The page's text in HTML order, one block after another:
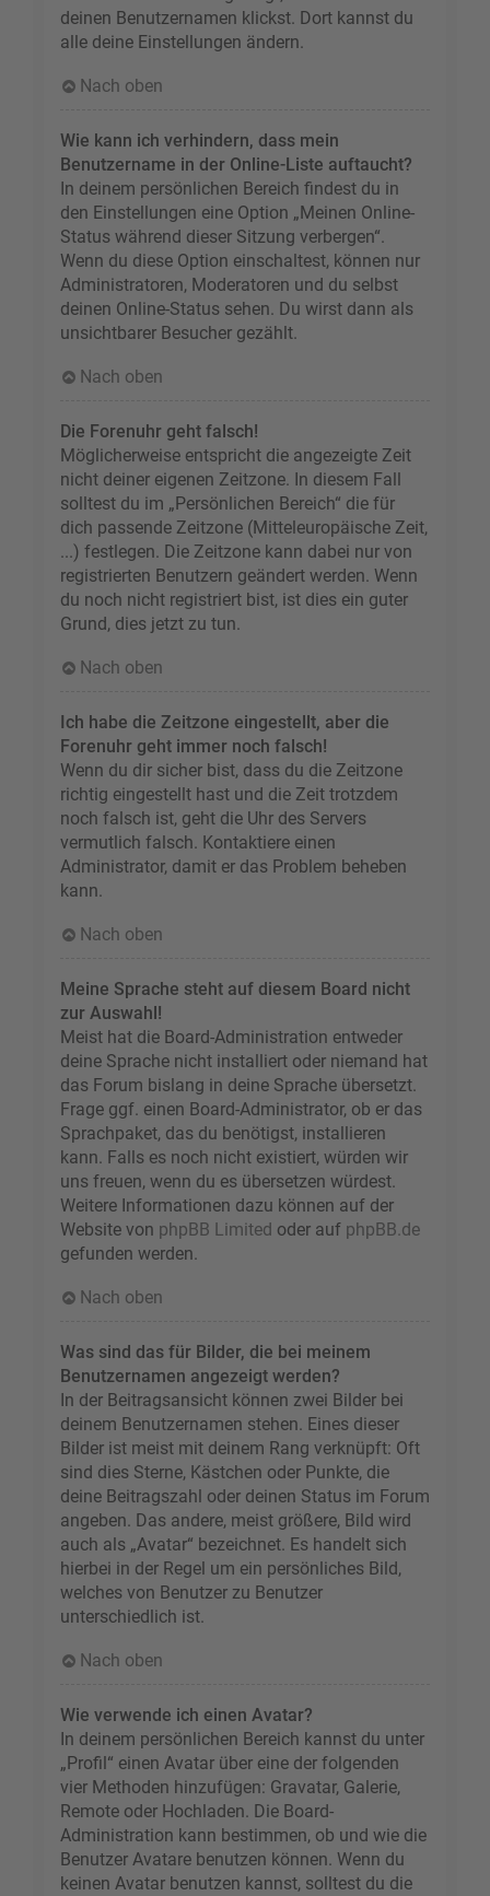
deinen Benutzernamen klickst. Dort kannst du
alle deine Einstellungen ändern.
Nach oben
Wie kann ich verhindern, dass mein
Benutzername in der Online-Liste auftaucht?
In deinem persönlichen Bereich findest du in
den Einstellungen eine Option „Meinen Online-
Status während dieser Sitzung verbergen“.
Wenn du diese Option einschaltest, können nur
Administratoren, Moderatoren und du selbst
deinen Online-Status sehen. Du wirst dann als
unsichtbarer Besucher gezählt.
Nach oben
Die Forenuhr geht falsch!
Möglicherweise entspricht die angezeigte Zeit
nicht deiner eigenen Zeitzone. In diesem Fall
solltest du im „Persönlichen Bereich“ die für
dich passende Zeitzone (Mitteleuropäische Zeit,
...) festlegen. Die Zeitzone kann dabei nur von
registrierten Benutzern geändert werden. Wenn
du noch nicht registriert bist, ist dies ein guter
Grund, dies jetzt zu tun.
Nach oben
Ich habe die Zeitzone eingestellt, aber die
Forenuhr geht immer noch falsch!
Wenn du dir sicher bist, dass du die Zeitzone
richtig eingestellt hast und die Zeit trotzdem
noch falsch ist, geht die Uhr des Servers
vermutlich falsch. Kontaktiere einen
Administrator, damit er das Problem beheben
kann.
Nach oben
Meine Sprache steht auf diesem Board nicht
zur Auswahl!
Meist hat die Board-Administration entweder
deine Sprache nicht installiert oder niemand hat
das Forum bislang in deine Sprache übersetzt.
Frage ggf. einen Board-Administrator, ob er das
Sprachpaket, das du benötigst, installieren
kann. Falls es noch nicht existiert, würden wir
uns freuen, wenn du es übersetzen würdest.
Weitere Informationen dazu können auf der
Website von phpBB Limited oder auf phpBB.de
gefunden werden.
Nach oben
Was sind das für Bilder, die bei meinem
Benutzernamen angezeigt werden?
In der Beitragsansicht können zwei Bilder bei
deinem Benutzernamen stehen. Eines dieser
Bilder ist meist mit deinem Rang verknüpft: Oft
sind dies Sterne, Kästchen oder Punkte, die
deine Beitragszahl oder deinen Status im Forum
angeben. Das andere, meist größere, Bild wird
auch als „Avatar“ bezeichnet. Es handelt sich
hierbei in der Regel um ein persönliches Bild,
welches von Benutzer zu Benutzer
unterschiedlich ist.
Nach oben
Wie verwende ich einen Avatar?
In deinem persönlichen Bereich kannst du unter
„Profil“ einen Avatar über eine der folgenden
vier Methoden hinzufügen: Gravatar, Galerie,
Remote oder Hochladen. Die Board-
Administration kann bestimmen, ob und wie die
Benutzer Avatare benutzen können. Wenn du
keinen Avatar benutzen kannst, solltest du die